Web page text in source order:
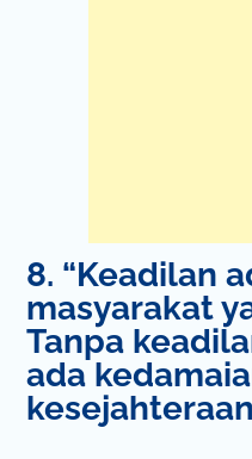
8. “Keadilan
masyarakat
Tanpa
ada